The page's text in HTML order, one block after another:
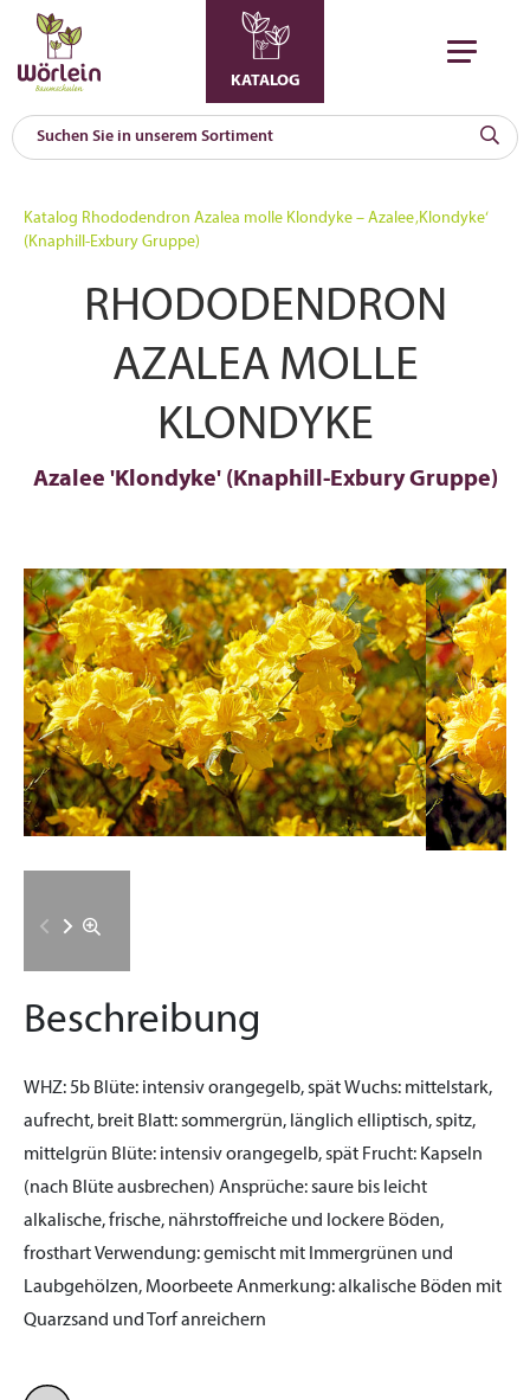
KATALOG
Katalog Rhododendron Azalea molle Klondyke – Azalee ‚Klondyke‘
(Knaphill-Exbury Gruppe)
RHODODENDRON
AZALEA MOLLE
KLONDYKE
Azalee 'Klondyke' (Knaphill-Exbury Gruppe)
Beschreibung
WHZ:5b Blüte: intensiv orangegelb, spätWuchs: mittelstark,
aufrecht, breit Blatt:sommergrün, länglich elliptisch, spitz,
mittelgrün Blüte: intensiv orangegelb, spät Frucht: Kapseln
(nach Blüte ausbrechen) Ansprüche:saure bis leicht
alkalische, frische, nährstoffreiche und lockere Böden,
frosthartVerwendung:gemischt mit Immergrünen und
Laubgehölzen, MoorbeeteAnmerkung:alkalische Böden mit
Quarzsand und Torf anreichern